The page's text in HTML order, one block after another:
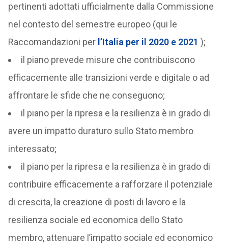
pertinenti adottati ufficialmente dalla Commissione
nel contesto del semestre europeo (qui le
Raccomandazioni per l’Italia per il 2020 e 2021 );
il piano prevede misure che contribuiscono
efficacemente alle transizioni verde e digitale o ad
affrontare le sfide che ne conseguono;
il piano per la ripresa e la resilienza è in grado di
avere un impatto duraturo sullo Stato membro
interessato;
il piano per la ripresa e la resilienza è in grado di
contribuire efficacemente a rafforzare il potenziale
di crescita, la creazione di posti di lavoro e la
resilienza sociale ed economica dello Stato
membro, attenuare l’impatto sociale ed economico